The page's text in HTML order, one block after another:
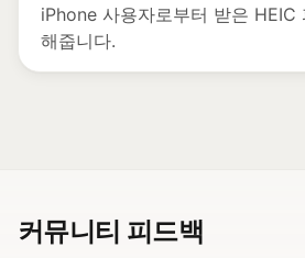
iPhone 사용자로부터 받은 HEIC
해줍니다.
커뮤니티 피드백